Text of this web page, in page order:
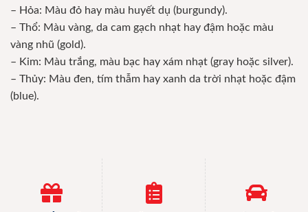
– Hỏa: Màu đỏ hay màu huyết dụ (burgundy).
– Thổ: Màu vàng, da cam gạch nhạt hay đậm hoặc màu
vàng nhũ (gold).
– Kim: Màu trắng, màu bạc hay xám nhạt (gray hoặc silver).
– Thủy: Màu đen, tím thẫm hay xanh da trời nhạt hoặc đậm
(blue).